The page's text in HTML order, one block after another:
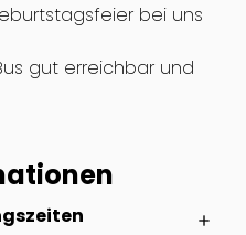
bei uns
gut erreichbar und
add